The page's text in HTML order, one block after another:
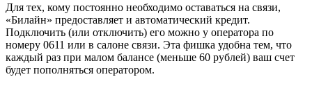
Для тех, кому постоянно необходимо оставаться на связи,
«Билайн» предоставляет и автоматический кредит.
Подключить (или отключить) его можно у оператора по
номеру 0611 или в салоне связи. Эта фишка удобна тем, что
каждый раз при малом балансе (меньше 60 рублей) ваш счет
будет пополняться оператором.